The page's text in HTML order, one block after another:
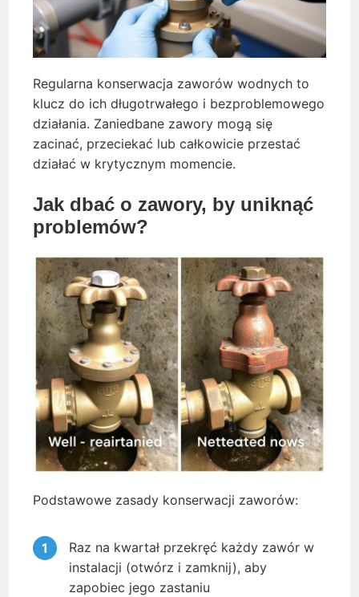
Regularna konserwacja zaworów wodnych to
klucz do ich długotrwałego i bezproblemowego
działania. Zaniedbane zawory mogą się
zacinać, przeciekać lub całkowicie przestać
działać w krytycznym momencie.
Jak dbać o zawory, by uniknąć
problemów?
Podstawowe zasady konserwacji zaworów:
Raz na kwartał przekręć każdy zawór w
instalacji (otwórz i zamknij), aby
zapobiec jego zastaniu